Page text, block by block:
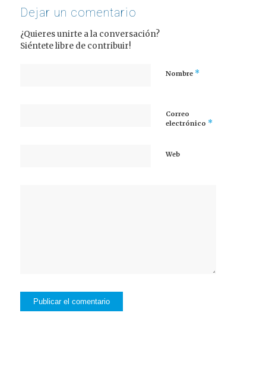
Dejar un comentario
¿Quieres unirte a la conversación?
Siéntete libre de contribuir!
Nombre *
Correo
electrónico *
Web